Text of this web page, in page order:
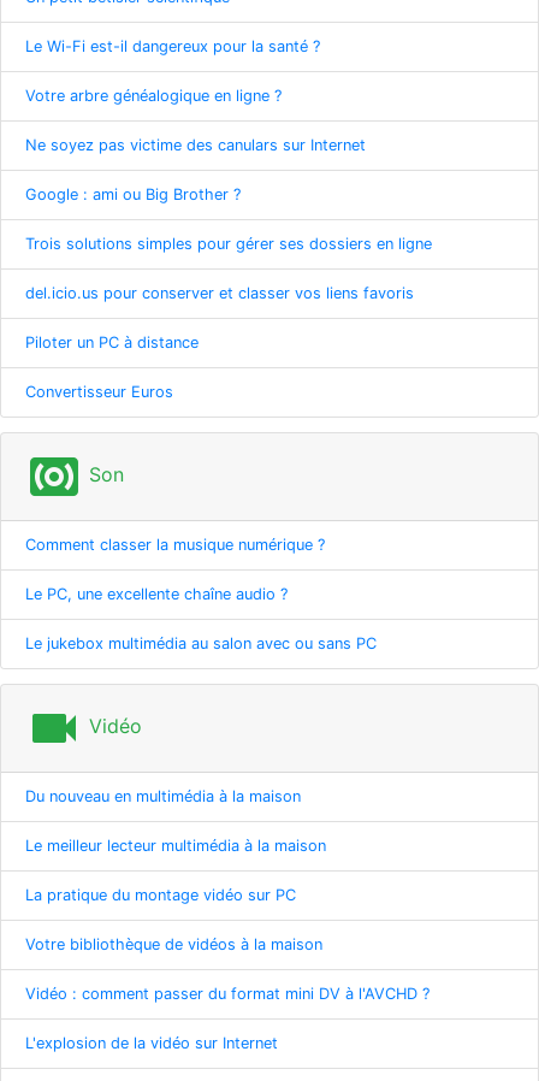
Le Wi-Fi est-il dangereux pour la santé ?
Votre arbre généalogique en ligne ?
Ne soyez pas victime des canulars sur Internet
Google : ami ou Big Brother ?
Trois solutions simples pour gérer ses dossiers en ligne
del.icio.us pour conserver et classer vos liens favoris
Piloter un PC à distance
Convertisseur Euros
surround_sound Son
Comment classer la musique numérique ?
Le PC, une excellente chaîne audio ?
Le jukebox multimédia au salon avec ou sans PC
videocam Vidéo
Du nouveau en multimédia à la maison
Le meilleur lecteur multimédia à la maison
La pratique du montage vidéo sur PC
Votre bibliothèque de vidéos à la maison
Vidéo : comment passer du format mini DV à l'AVCHD ?
L'explosion de la vidéo sur Internet